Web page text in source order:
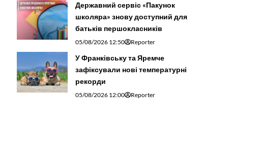
Державний сервіс «Пакунок
школяра» знову доступний для
батьків першокласників
05/08/2026 12:50 Reporter
У Франківську та Яремче
зафіксували нові температурні
рекорди
05/08/2026 12:00 Reporter